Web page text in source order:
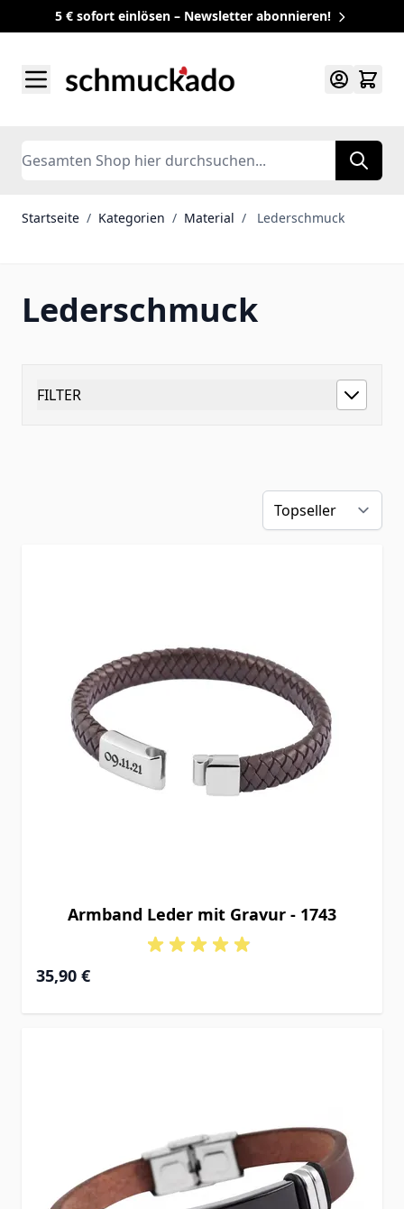
5 € sofort einlösen – Newsletter abonnieren!
Search
Startseite / Kategorien / Material / Lederschmuck
Lederschmuck
FILTER
Armband Leder mit Gravur - 1743
35,90 €